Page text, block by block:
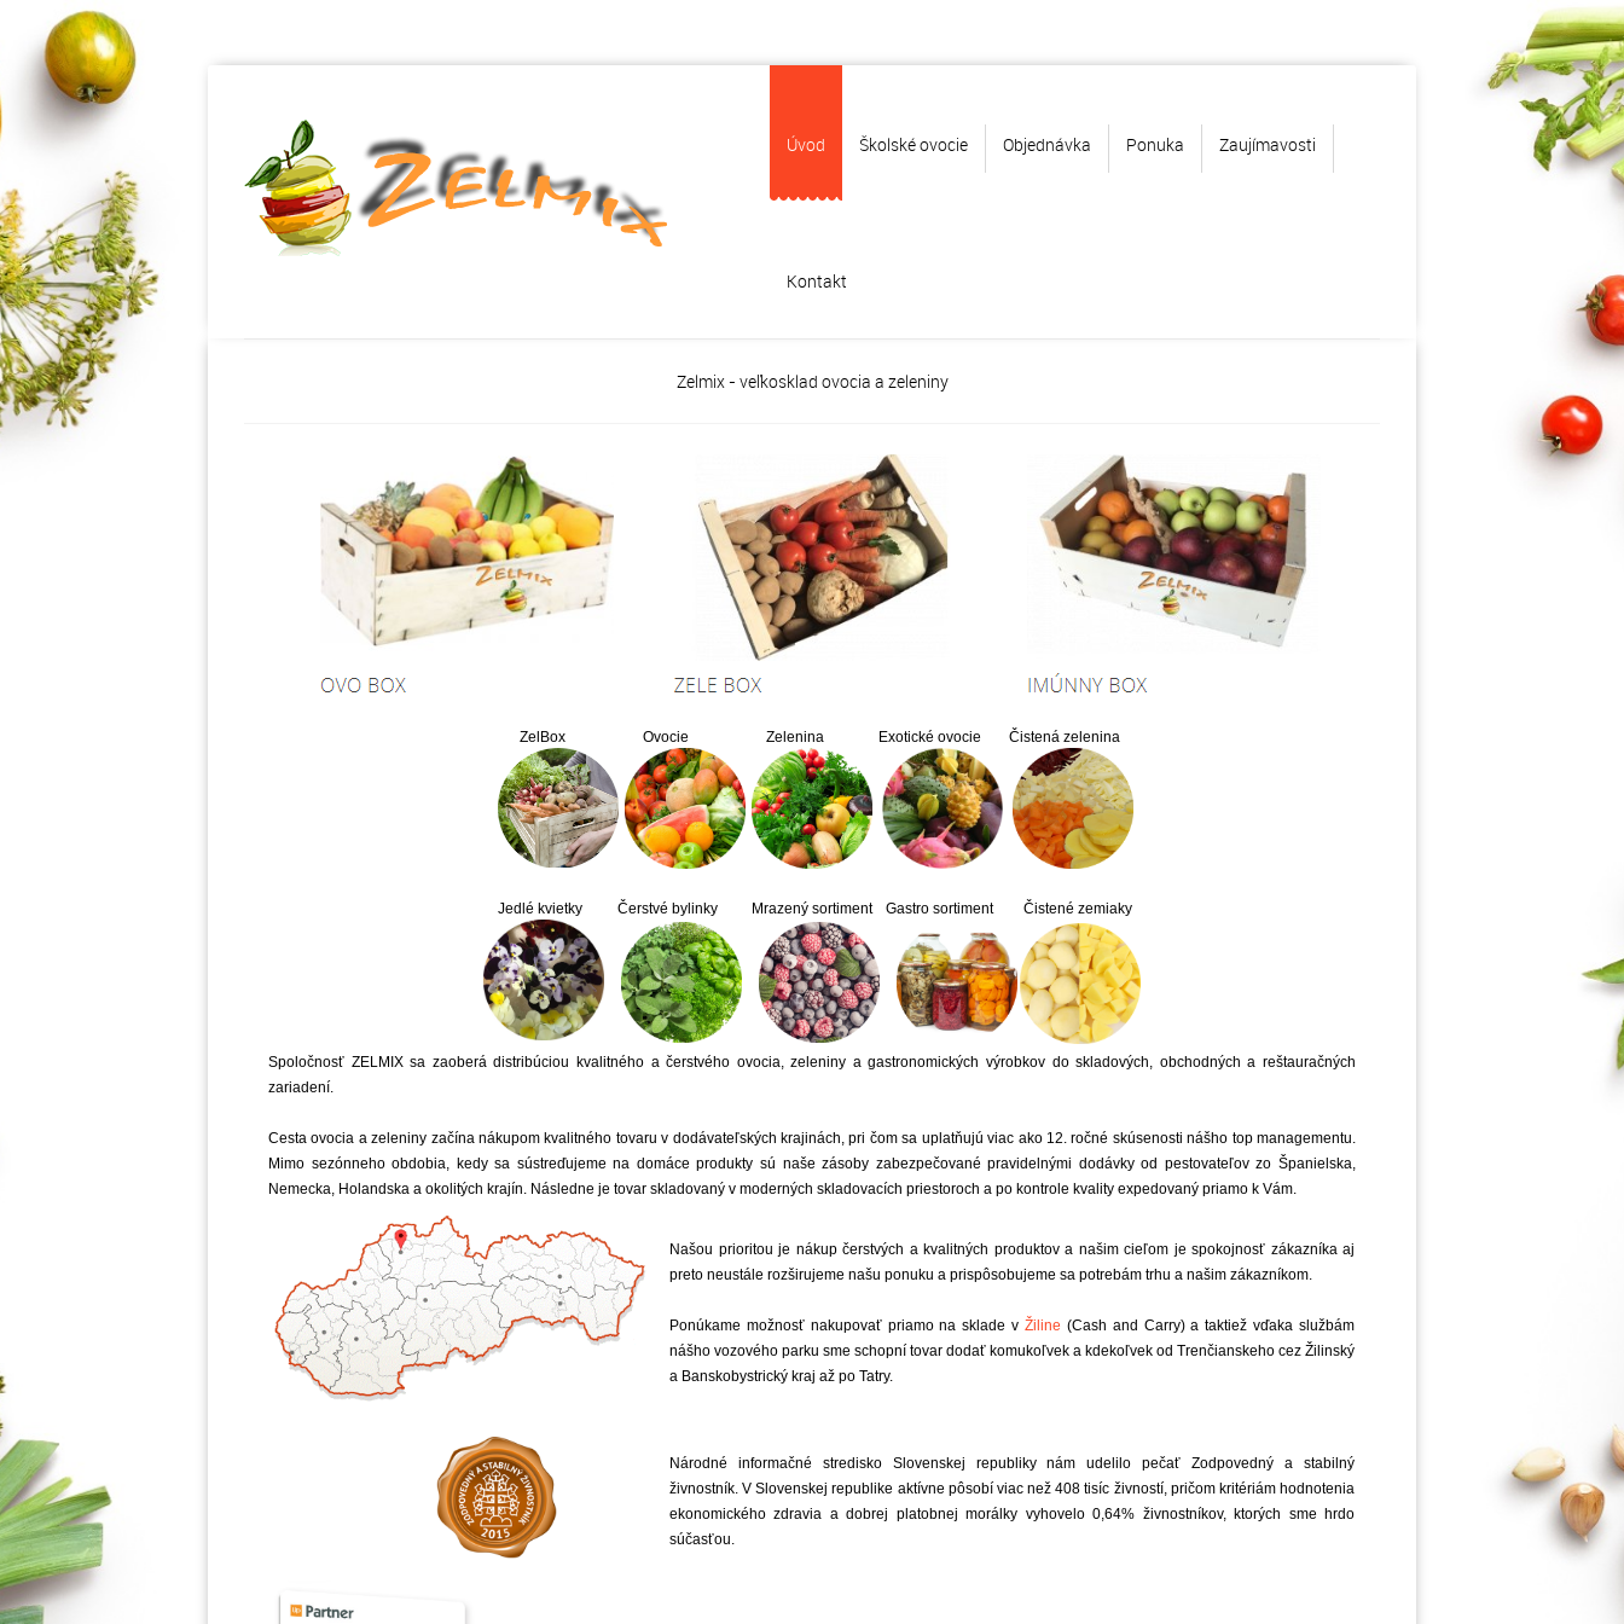
Úvod Školské ovocie Objednávka Ponuka Zaujímavosti
Kontakt
Zelmix - veľkosklad ovocia a zeleniny
ZelBox Ovocie Zelenina Exotické ovocie Čistená zelenina
Jedlé kvietky Čerstvé bylinky Mrazený sortiment Gastro sortiment Čistené zemiaky
Spoločnosť ZELMIX sa zaoberá distribúciou kvalitného a čerstvého ovocia, zeleniny a gastronomických výrobkov do skladových, obchodných a reštauračných
zariadení.
Cesta ovocia a zeleniny začína nákupom kvalitného tovaru v dodávateľských krajinách, pri čom sa uplatňujú viac ako 12. ročné skúsenosti nášho top managementu.
Mimo sezónneho obdobia, kedy sa sústreďujeme na domáce produkty sú naše zásoby zabezpečované pravidelnými dodávky od pestovateľov zo Španielska,
Nemecka, Holandska a okolitých krajín. Následne je tovar skladovaný v moderných skladovacích priestoroch a po kontrole kvality expedovaný priamo k Vám.
Našou prioritou je nákup čerstvých a kvalitných produktov a našim cieľom je spokojnosť zákazníka aj
preto neustále rozširujeme našu ponuku a prispôsobujeme sa potrebám trhu a našim zákazníkom.
Ponúkame možnosť nakupovať priamo na sklade v Žiline (Cash and Carry) a taktiež vďaka službám
nášho vozového parku sme schopní tovar dodať komukoľvek a kdekoľvek od Trenčianskeho cez Žilinský
a Banskobystrický kraj až po Tatry.
Národné informačné stredisko Slovenskej republiky nám udelilo pečať Zodpovedný a stabilný
živnostník. V Slovenskej republike aktívne pôsobí viac než 408 tisíc živností, pričom kritériám hodnotenia
ekonomického zdravia a dobrej platobnej morálky vyhovelo 0,64% živnostníkov, ktorých sme hrdo
súčasťou.